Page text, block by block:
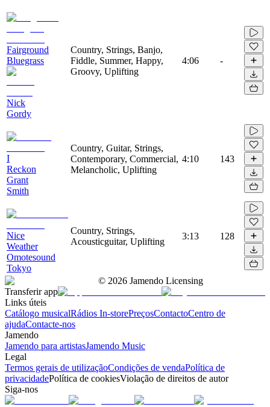
Fairground
Bluegrass
Nick
Gordy
Country, Strings, Banjo,
Fiddle, Summer, Happy,
Groovy, Uplifting
4:06 -
I
Reckon
Grant
Smith
Country, Guitar, Strings,
Contemporary, Commercial,
Melancholic, Uplifting
4:10 143
Nice
Weather
Omotesound
Tokyo
Country, Strings,
Acousticguitar, Uplifting
3:13 128
© 2026 Jamendo Licensing
Transferir app
Links úteis
Catálogo musicalRádios In-storePreçosContactoCentro de
ajudaContacte-nos
Jamendo
Jamendo para artistasJamendo Music
Legal
Termos gerais de utilizaçãoCondições de vendaPolítica de
privacidadePolítica de cookiesViolação de direitos de autor
Siga-nos